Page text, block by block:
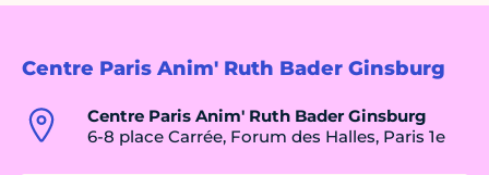
Centre Paris Anim' Ruth Bader Ginsburg
Centre Paris Anim' Ruth Bader Ginsburg
6-8 place Carrée, Forum des Halles, Paris 1e